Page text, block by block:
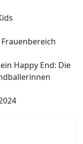
Happy End: Die